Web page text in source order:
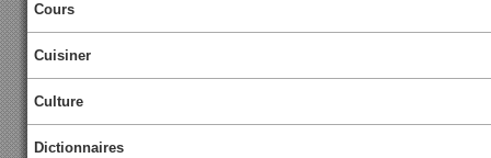
Cours
Cuisiner
Culture
Dictionnaires